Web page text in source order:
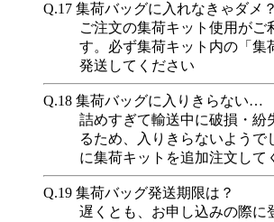
Q.17 集荷バッグに入れなきゃダメ？
ご注文の集荷キット使用がご
す。必ず集荷キット内の「集
発送してください
Q.18 集荷バッグに入りきらない…
詰めすぎて輸送中に破損・紛
るため、入りきらないようで
に集荷キットを追加注文して
Q.19 集荷バッグ発送期限は？
遅くとも、お申し込みの際に